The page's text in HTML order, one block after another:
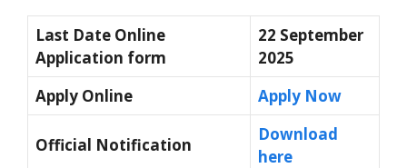
Last Date Online
Application form
22 September
2025
Apply Online
Apply Now
Official Notification
Download
here